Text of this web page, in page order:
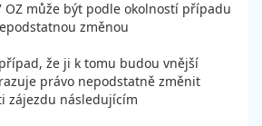
OZ může být podle okolností případu
změnou
že ji k tomu budou vnější
právo nepodstatně změnit
zájezdu následujícím